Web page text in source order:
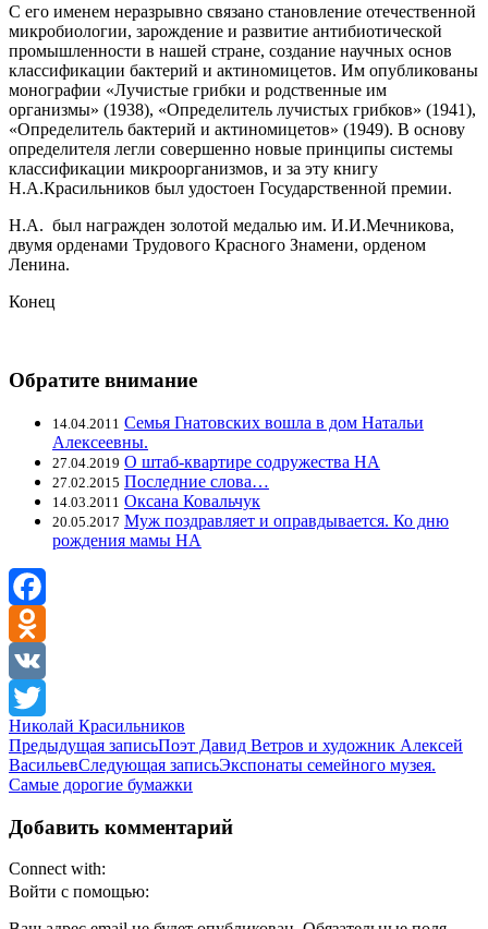
С его именем неразрывно связано становление отечественной
микробиологии, зарождение и развитие антибиотической
промышленности в нашей стране, создание научных основ
классификации бактерий и актиномицетов. Им опубликованы
монографии «Лучистые грибки и родственные им
организмы» (1938), «Определитель лучистых грибков» (1941),
«Определитель бактерий и актиномицетов» (1949). В основу
определителя легли совершенно новые принципы системы
классификации микроорганизмов, и за эту книгу
Н.А.Красильников был удостоен Государственной премии.
Н.А. был награжден золотой медалью им. И.И.Мечникова,
двумя орденами Трудового Красного Знамени, орденом
Ленина.
Конец
Обратите внимание
14.04.2011 Семья Гнатовских вошла в дом Натальи
Алексеевны.
27.04.2019 О штаб-квартире содружества НА
27.02.2015 Последние слова…
14.03.2011 Оксана Ковальчук
20.05.2017 Муж поздравляет и оправдывается. Ко дню
рождения мамы НА
Facebook
Odnoklassniki
VK
Twitter
Николай Красильников
Навигация
по
Предыдущая записьПоэт Давид Ветров и художник Алексей
ВасильевСледующая записьЭкспонаты семейного музея.
Самые дорогие бумажки
Добавить комментарий
Connect with:
Войти с помощью: